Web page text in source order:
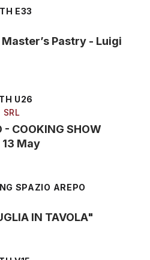
E33
Pastry - Luigi
U26
SRL
- COOKING SHOW
13 May
SPAZIO AREPO
IN TAVOLA"